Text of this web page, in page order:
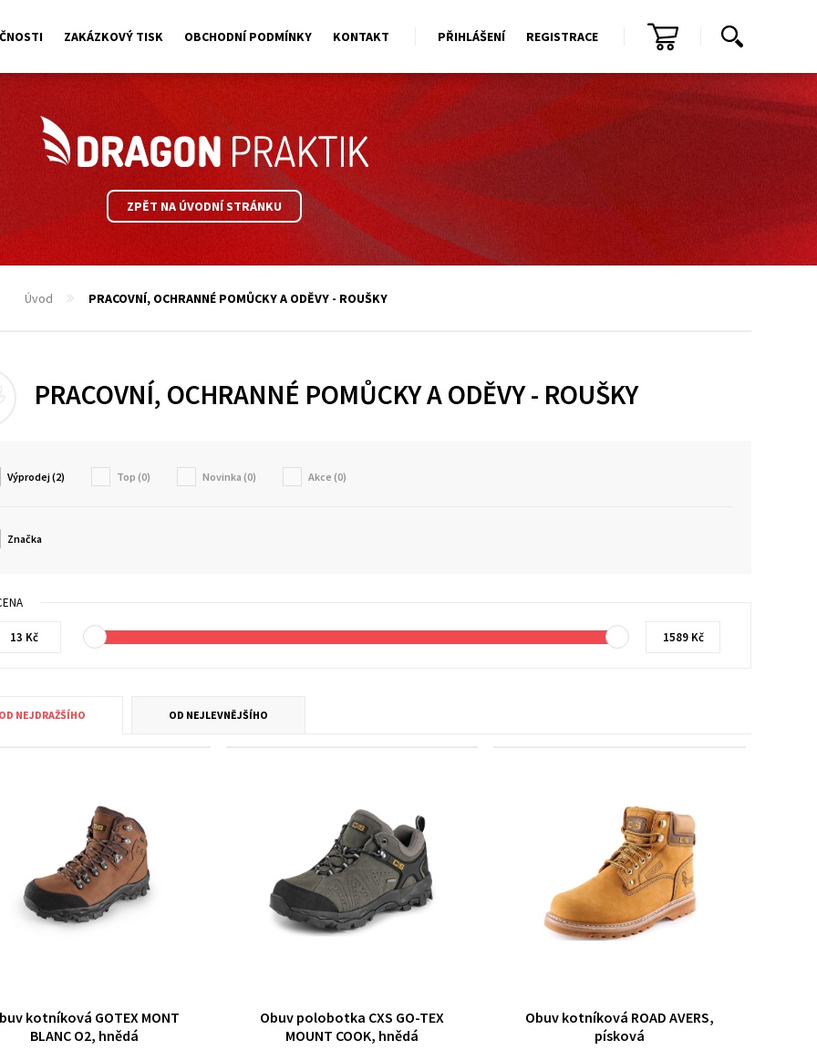
ZPĚT NA ÚVODNÍ STRÁNKU
Úvod PRACOVNÍ, OCHRANNÉ POMŮCKY A ODĚVY - ROUŠKY
PRACOVNÍ, OCHRANNÉ POMŮCKY A ODĚVY - ROUŠKY
Výprodej (2) Top (0) Novinka (0) Akce (0)
Značka
NEJDRAŽŠÍHO OD NEJLEVNĚJŠÍHO
kotníková GOTEX MONT
BLANC O2, hnědá
Obuv polobotka CXS GO-TEX
MOUNT COOK, hnědá
Obuv kotníková ROAD AVERS,
písková
ZAKÁZKOVÝ TISK OBCHODNÍ PODMÍNKY KONTAKT PŘIHLÁŠENÍ REGISTRACE